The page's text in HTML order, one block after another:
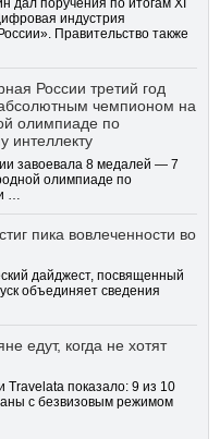
дал поручения по итогам XI
индустрия
Правительство также
России третий год
чемпионом на
олимпиаде по
интеллекту
завоевала 8 медалей — 7
олимпиаде по
…
пика вовлеченности во
дайджест, посвященный
объединяет сведения
едут, когда не хотят
Travelata показало: 9 из 10
с безвизовым режимом